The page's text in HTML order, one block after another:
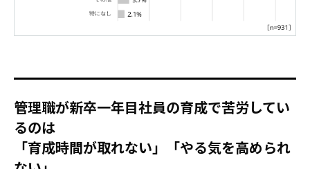
管理職が新卒一年目社員の育成で苦労してい
るのは
「育成時間が取れない」「やる気を高められ